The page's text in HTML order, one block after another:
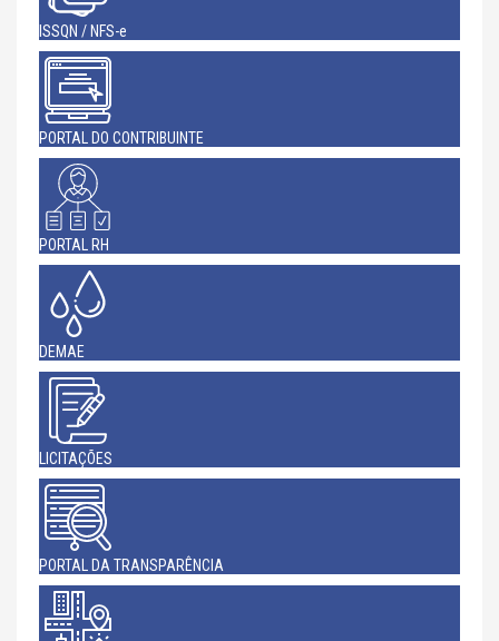
ISSQN / NFS-e
PORTAL DO CONTRIBUINTE
PORTAL RH
DEMAE
LICITAÇÕES
PORTAL DA TRANSPARÊNCIA